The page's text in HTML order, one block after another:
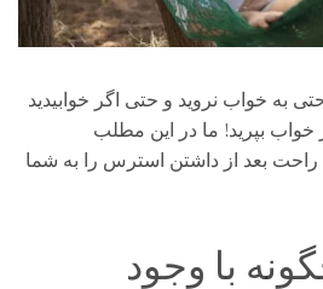
به خواب نروید و حتی اگر خوابیدید
بپرید! ما در این مطلب
راحت بعد از داشتن استرس را به شما
با وجود